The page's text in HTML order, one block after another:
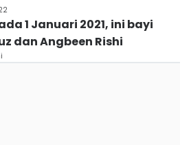
1 Januari 2021, ini bayi
dan Angbeen Rishi